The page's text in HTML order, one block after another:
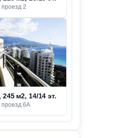
2
м2, 14/14 эт.
6А